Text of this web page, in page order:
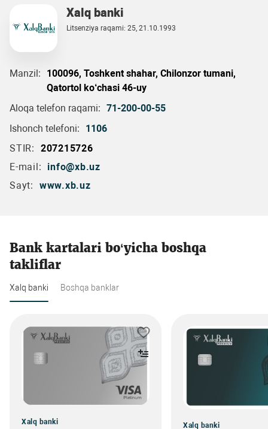
Xalq banki
Litsenziya raqami: 25, 21.10.1993
Manzil:
100096, Toshkent shahar, Chilonzor tumani,
Qatortol ko‘chasi 46-uy
Aloqa telefon raqami: 71-200-00-55
Ishonch telefoni:
1106
STIR:
207215726
E-mail:
info@xb.uz
Sayt:
www.xb.uz
Bank kartalari bo‘yicha boshqa
takliflar
Xalq banki Boshqa banklar
Xalq banki Xalq banki